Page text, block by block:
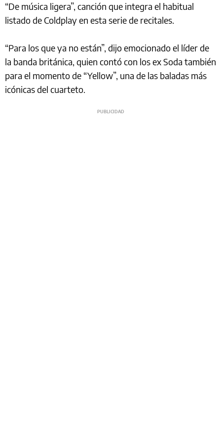
“De música ligera”, canción que integra el habitual
listado de Coldplay en esta serie de recitales.
“Para los que ya no están”, dijo emocionado el líder de
la banda británica, quien contó con los ex Soda también
para el momento de “Yellow”, una de las baladas más
icónicas del cuarteto.